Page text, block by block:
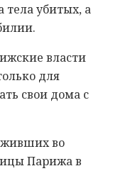
тела убитых, а
власти
для
свои дома с
живших во
Парижа в